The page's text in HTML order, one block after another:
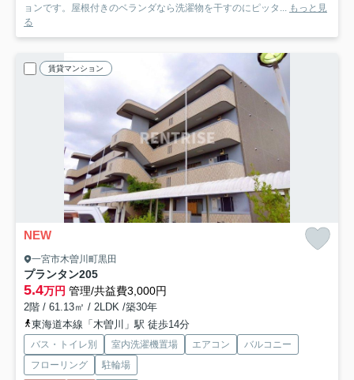
ョンです。屋根付きのベランダなら洗濯物を干すのにピッタ...
もっと見
る
賃貸マンション
NEW
一宮市木曽川町黒田
プランタン205
5.4万円 管理/共益費3,000円
2階 / 61.13㎡ / 2LDK /築30年
東海道本線「木曽川」駅 徒歩14分
バス・トイレ別 室内洗濯機置場 エアコン
バルコニー
フローリング
駐輪場